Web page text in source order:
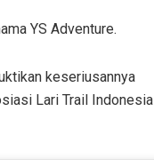
YS Adventure.
keseriusannya
Lari Trail Indonesia